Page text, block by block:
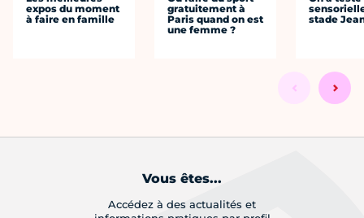
expos du moment
à faire en famille
gratuitement à
Paris quand on est
une femme ?
stade
Vous êtes...
Accédez à des actualités et